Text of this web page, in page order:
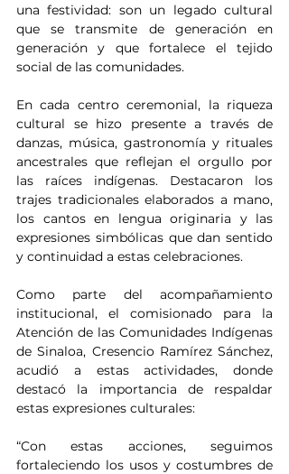
una festividad: son un legado cultural
que se transmite de generación en
generación y que fortalece el tejido
social de las comunidades.
En cada centro ceremonial, la riqueza
cultural se hizo presente a través de
danzas, música, gastronomía y rituales
ancestrales que reflejan el orgullo por
las raíces indígenas. Destacaron los
trajes tradicionales elaborados a mano,
los cantos en lengua originaria y las
expresiones simbólicas que dan sentido
y continuidad a estas celebraciones.
Como parte del acompañamiento
institucional, el comisionado para la
Atención de las Comunidades Indígenas
de Sinaloa, Cresencio Ramírez Sánchez,
acudió a estas actividades, donde
destacó la importancia de respaldar
estas expresiones culturales:
“Con estas acciones, seguimos
fortaleciendo los usos y costumbres de